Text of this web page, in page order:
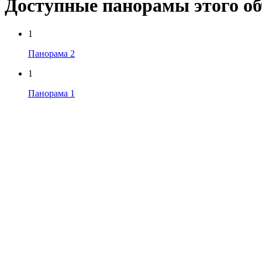
Доступные панорамы этого
1
Панорама 2
1
Панорама 1